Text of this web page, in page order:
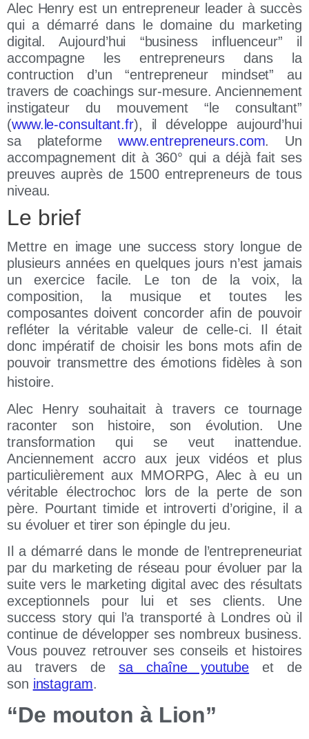
Alec Henry est un entrepreneur leader à succès
qui a démarré dans le domaine du marketing
digital. Aujourd’hui “business influenceur” il
accompagne les entrepreneurs dans la
contruction d’un “entrepreneur mindset” au
travers de coachings sur-mesure. Anciennement
instigateur du mouvement “le consultant”
(www.le-consultant.fr), il développe aujourd’hui
sa plateforme www.entrepreneurs.com. Un
accompagnement dit à 360° qui a déjà fait ses
preuves auprès de 1500 entrepreneurs de tous
niveau.
Le brief
Mettre en image une success story longue de
plusieurs années en quelques jours n’est jamais
un exercice facile. Le ton de la voix, la
composition, la musique et toutes les
composantes doivent concorder afin de pouvoir
refléter la véritable valeur de celle-ci. Il était
donc impératif de choisir les bons mots afin de
pouvoir transmettre des émotions fidèles à son
histoire.
Alec Henry souhaitait à travers ce tournage
raconter son histoire, son évolution. Une
transformation qui se veut inattendue.
Anciennement accro aux jeux vidéos et plus
particulièrement aux MMORPG, Alec à eu un
véritable électrochoc lors de la perte de son
père. Pourtant timide et introverti d’origine, il a
su évoluer et tirer son épingle du jeu.
Il a démarré dans le monde de l’entrepreneuriat
par du marketing de réseau pour évoluer par la
suite vers le marketing digital avec des résultats
exceptionnels pour lui et ses clients. Une
success story qui l’a transporté à Londres où il
continue de développer ses nombreux business.
Vous pouvez retrouver ses conseils et histoires
au travers de
sa chaîne youtube et de
son instagram.
“De mouton à Lion”